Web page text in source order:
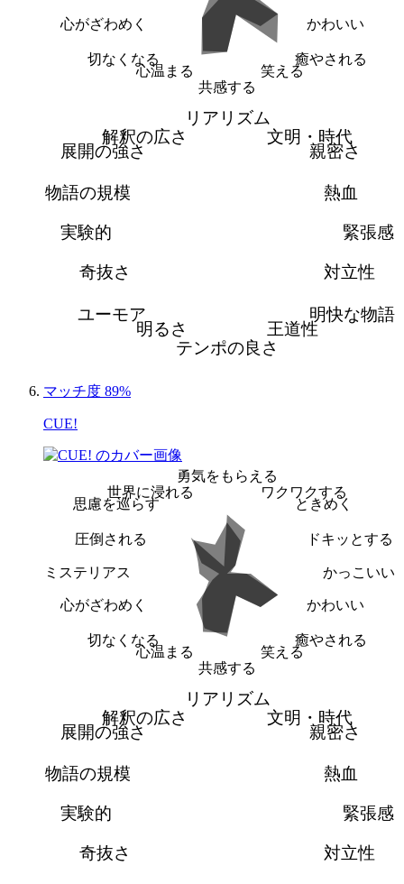
かわいい
癒やされる
笑える
共感する
心温まる
切なくなる
心がざわめく
リアリズム
文明・時代
親密さ
熱血
緊張感
対立性
明快な物語
王道性
テンポの良さ
明るさ
ユーモア
奇抜さ
実験的
物語の規模
展開の強さ
解釈の広さ
マッチ度 89%
CUE!
勇気をもらえる
ワクワクする
ときめく
ドキッとする
かっこいい
かわいい
癒やされる
笑える
共感する
心温まる
切なくなる
心がざわめく
ミステリアス
圧倒される
思慮を巡らす
世界に浸れる
リアリズム
文明・時代
親密さ
熱血
緊張感
対立性
奇抜さ
実験的
物語の規模
展開の強さ
解釈の広さ